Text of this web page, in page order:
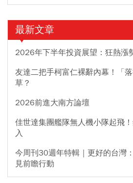
最新文章
2026年下半年投資展望：狂熱漲
友達二把手柯富仁裸辭內幕！「
草？
2026前進大南方論壇
佳世達集團艦隊無人機小隊起飛
入
今周刊30週年特輯｜更好的台灣
見前瞻行動